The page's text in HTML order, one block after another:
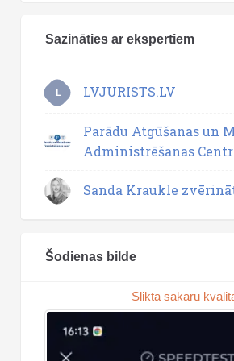
Sazināties ar ekspertiem
L LVJURISTS.LV
Parādu Atgūšanas un
Administrēšanas
Sanda Kraukle
Šodienas bilde
Sliktā sakaru